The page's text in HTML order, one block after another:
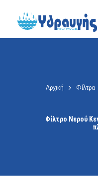
Αρχική Φίλτρα
Φίλτρο Νερού